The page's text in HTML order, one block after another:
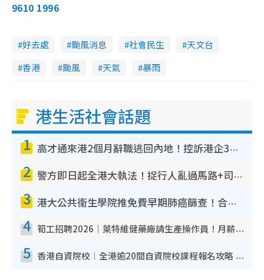
9610 1996
好去處 颱風消息 社會民生
天文台
香港
颱風 天氣 暴雨
港生活社會話題
1 高才通來港2個月辭職逃回內地！控訴港企3宗罪 歎微管理極窒息
2 警方即日起全港大執法！捉行人亂過馬路+司機不專注駕駛！亂過馬路罰$2000
3 港大公共衞生學院推免費早期肺癌篩查！合資格人士將獲全額資助定期血液化驗／電腦斷層掃描／風險評估
4 筍工招聘2026｜萊特維健藥廠請生產操作員！月薪高達$1.7萬 冷氣廠房/五天工作/保證雙糧
5 香港自資院校︱全港逾20間自資院校課程報名攻略 留位費可退/申請日期/報名連結